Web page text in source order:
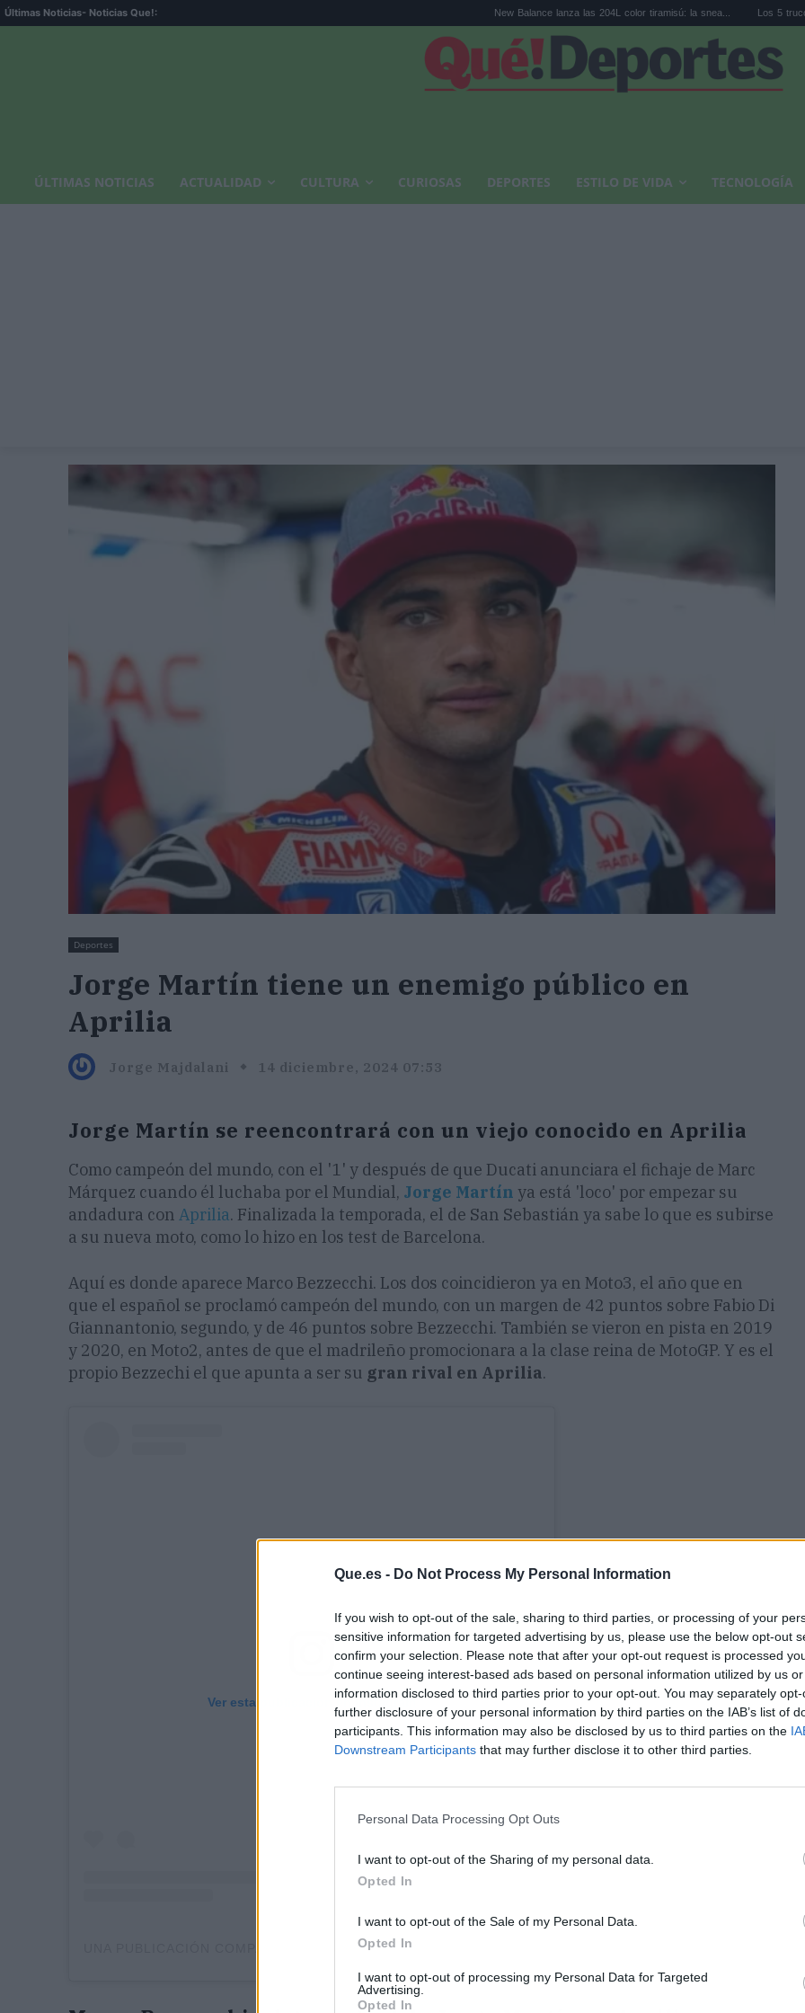
Que.es - Do Not Process My Personal Information
If you wish to opt-out of the sale, sharing to third parties, or processing of your
sensitive information for targeted advertising by us, please use the below opt-out
confirm your selection. Please note that after your opt-out request is processed
continue seeing interest-based ads based on personal information utilized by us
information disclosed to third parties prior to your opt-out. You may separately
further disclosure of your personal information by third parties on the IAB’s list of
participants. This information may also be disclosed by us to third parties on the
Downstream Participants that may further disclose it to other third parties.
Personal Data Processing Opt Outs
I want to opt-out of the Sharing of my personal data.
Opted In
I want to opt-out of the Sale of my Personal Data.
Opted In
I want to opt-out of processing my Personal Data for Targeted
Advertising.
Opted In
Últimas Noticias- Noticias Que!: New Balance lanza las 204L color tiramisú: la snea... Los 5 trucos para
ÚLTIMAS NOTICIAS ACTUALIDAD CULTURA CURIOSAS DEPORTES ESTILO DE VIDA TECNOLOGÍA
Deportes
Jorge Martín tiene un enemigo público en
Aprilia
Jorge Majdalani 14 diciembre, 2024 07:53
Jorge Martín se reencontrará con un viejo conocido en Aprilia
Como campeón del mundo, con el '1' y después de que Ducati anunciara el fichaje de Marc
Márquez cuando él luchaba por el Mundial, Jorge Martín ya está 'loco' por empezar su
andadura con Aprilia. Finalizada la temporada, el de San Sebastián ya sabe lo que es subirse
a su nueva moto, como lo hizo en los test de Barcelona.
Aquí es donde aparece Marco Bezzecchi. Los dos coincidieron ya en Moto3, el año que en
que el español se proclamó campeón del mundo, con un margen de 42 puntos sobre Fabio Di
Giannantonio, segundo, y de 46 puntos sobre Bezzecchi. También se vieron en pista en 2019
y 2020, en Moto2, antes de que el madrileño promocionara a la clase reina de MotoGP. Y es el
propio Bezzechi el que apunta a ser su gran rival en Aprilia.
Ver esta publicación en Instagram